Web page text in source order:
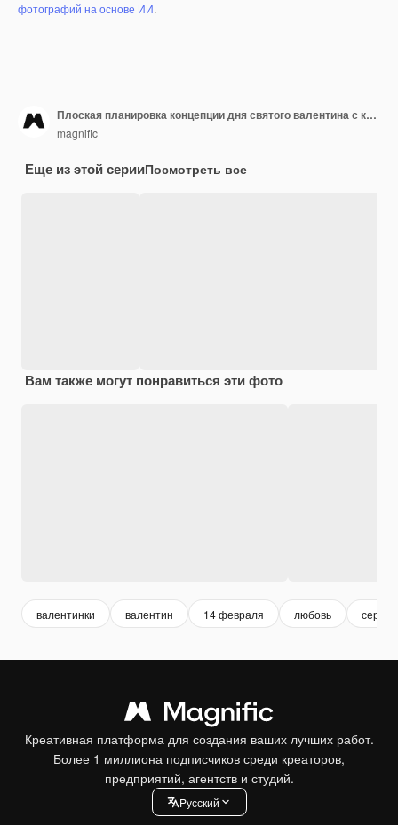
фотографий на основе ИИ.
Плоская планировка концепции дня святого валентина с копией пространства
magnific
Еще из этой серииПосмотреть все
Вам также могут понравиться эти фото
валентинки валентин 14 февраля любовь сердце
Креативная платформа для создания ваших лучших работ.
Более 1 миллиона подписчиков среди креаторов,
предприятий, агентств и студий.
Pусский